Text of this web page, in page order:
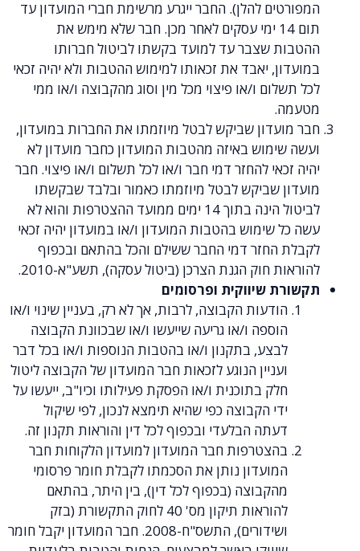
להלן). החבר ייגרע מרשימת חברי המועדון עד
תום 14 ימי עסקים לאחר מכן. חבר שלא מימש את
שצבר עד למועד בקשתו לביטול חברותו
יאבד את זכאותו למימוש ההטבות ולא יהיה זכאי
ו/או פיצוי מכל מין וסוג מהקבוצה ו/או ממי
שביקש לבטל מיוזמתו את החברות במועדון,
באיזה מהטבות המועדון כחבר מועדון לא
להחזר דמי חבר ו/או לכל תשלום ו/או פיצוי. חבר
שביקש לבטל מיוזמתו כאמור ובלבד שבקשתו
לביטול הינה בתוך 14 ימים ממועד ההצטרפות והוא לא
שימוש בהטבות המועדון ו/או במועדון יהיה זכאי
החזר דמי החבר ששילם והכל בהתאם ובכפוף
חוק הגנת הצרכן (ביטול עסקה), תשע"א-2010.
שיווקית ופרסומים
הודעות הקבוצה, לרבות, אך לא רק, בעניין שינוי ו/או
הוספה ו/או גריעה שייעשו ו/או שבכוונת הקבוצה
לבצע, בתקנון ו/או בהטבות הנוספות ו/או בכל דבר
ועניין הנוגע לזכאות חבר המועדון של הקבוצה ליטול
חלק בתוכנית ו/או הפסקת פעילותו וכיו"ב, ייעשו על
ידי הקבוצה כפי שהיא תימצא לנכון, לפי שיקול
דעתה הבלעדי ובכפוף לכל דין והוראות תקנון זה.
בהצטרפות חבר המועדון למועדון הלקוחות חבר
המועדון נותן את הסכמתו לקבלת חומר פרסומי
מהקבוצה (בכפוף לכל דין), בין היתר, בהתאם
להוראות תיקון מס' 40 לחוק התקשורת (בזק
ושידורים), התשס"ח-2008. חבר המועדון יקבל חומר